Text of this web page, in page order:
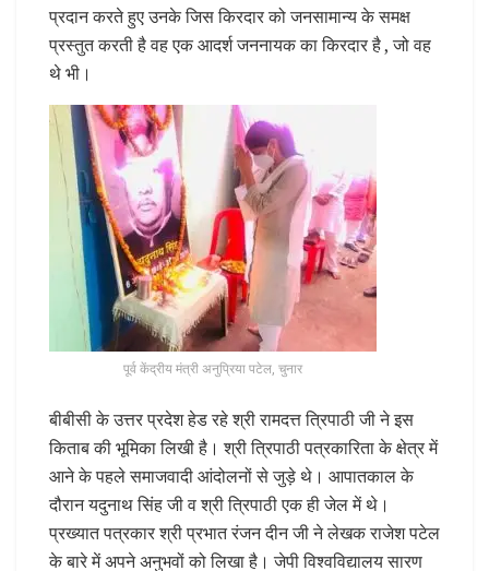
प्रदान करते हुए उनके जिस किरदार को जनसामान्य के समक्ष
प्रस्तुत करती है वह एक आदर्श जननायक का किरदार है , जो वह
थे भी।
पूर्व केंद्रीय मंत्री अनुप्रिया पटेल, चुनार
बीबीसी के उत्तर प्रदेश हेड रहे श्री रामदत्त त्रिपाठी जी ने इस
किताब की भूमिका लिखी है। श्री त्रिपाठी पत्रकारिता के क्षेत्र में
आने के पहले समाजवादी आंदोलनों से जुड़े थे। आपातकाल के
दौरान यदुनाथ सिंह जी व श्री त्रिपाठी एक ही जेल में थे।
प्रख्यात पत्रकार श्री प्रभात रंजन दीन जी ने लेखक राजेश पटेल
के बारे में अपने अनुभवों को लिखा है। जेपी विश्वविद्यालय सारण